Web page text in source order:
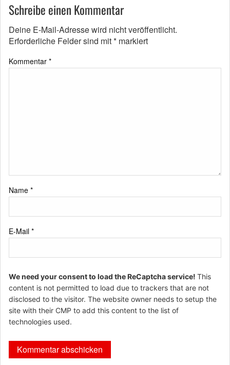
Schreibe einen Kommentar
Deine E-Mail-Adresse wird nicht veröffentlicht.
Erforderliche Felder sind mit* markiert
Kommentar *
Name *
E-Mail *
We need your consent to load the ReCaptcha service! This
content is not permitted to load due to trackers that are not
disclosed to the visitor. The website owner needs to setup the
site with their CMP to add this content to the list of
technologies used.